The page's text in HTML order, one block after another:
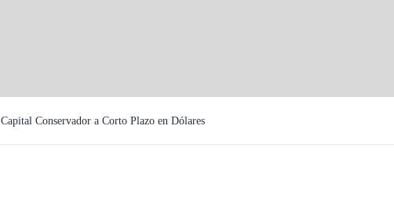
Capital Conservador a Corto Plazo en Dólares